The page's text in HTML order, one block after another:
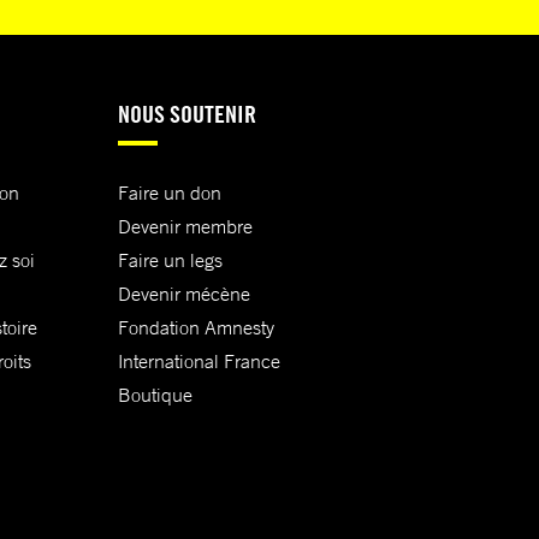
soi
NOUS SOUTENIR
Faire un don
Devenir membre
Faire un legs
Devenir mécène
Fondation Amnesty
International France
Boutique